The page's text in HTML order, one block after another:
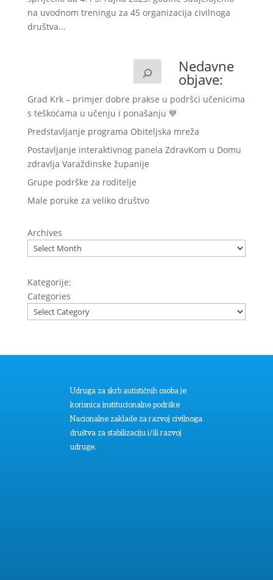
na uvodnom treningu za 45 organizacija civilnoga
društva...
Nedavne
objave:
Grad Krk – primjer dobre prakse u podršci učenicima
s teškoćama u učenju i ponašanju 💙
Predstavljanje programa Obiteljska mreža
Postavljanje interaktivnog panela ZdravKom u Domu
zdravlja Varaždinske županije
Grupe podrške za roditelje
Male poruke za veliko društvo
Archives
Kategorije:
Categories
Udruga za skrb autističnih osoba je
korisnica institucionalne podrške
Nacionalne zaklade za razvoj civilnoga
društva za stabilizaciju i/ili razvoj
udruge.